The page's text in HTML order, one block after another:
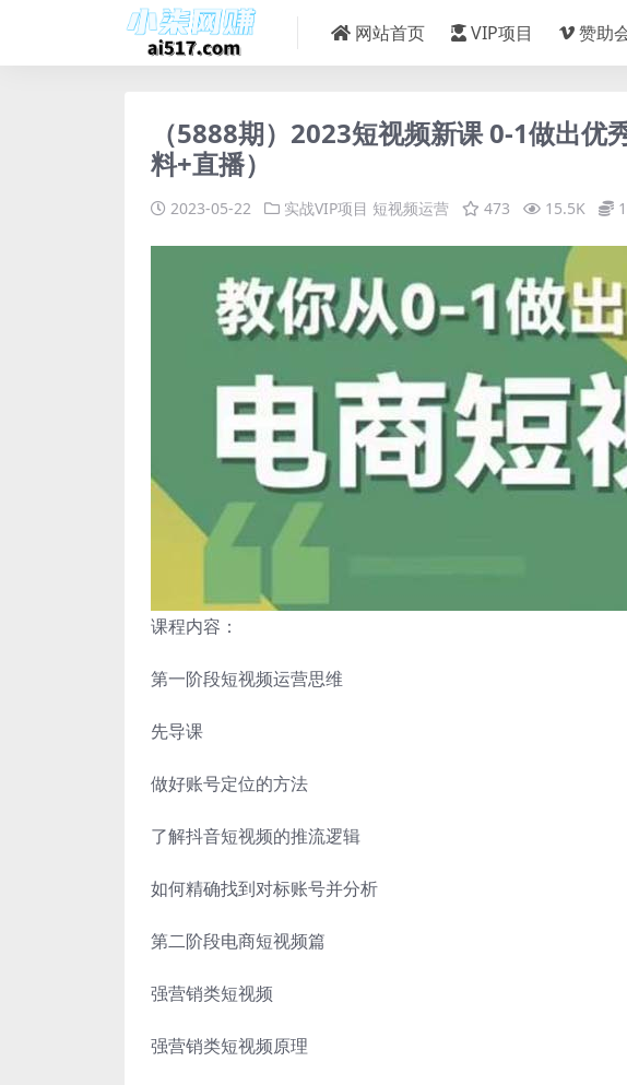
网站首页 VIP项目 赞助
（5888期）2023短视频新课 0-1做出
料+直播）
2023-05-22 实战VIP项目 短视频运营 473 15.5K
课程内容：
第一阶段短视频运营思维
先导课
做好账号定位的方法
了解抖音短视频的推流逻辑
如何精确找到对标账号并分析
第二阶段电商短视频篇
强营销类短视频
强营销类短视频原理